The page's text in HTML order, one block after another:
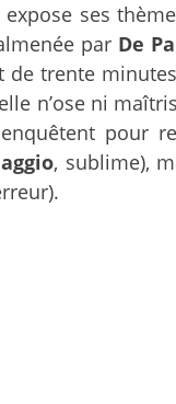
expose ses
par De
trente
n’ose ni
pour
, sublime),